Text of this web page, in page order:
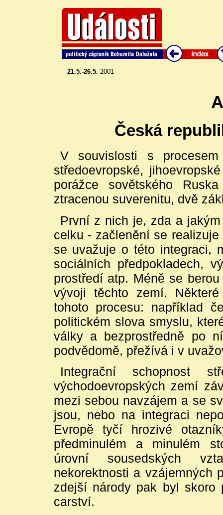
21.5.-26.5. 2001
Česká
V souvislosti s
středoevropské,
porážce sovětského
ztracenou suverenitu, dvě
První z nich je, zda a
celku - začlenění se
se uvažuje o této integraci,
sociálních předpokladech,
prostředí atp. Méně se
vývoji těchto zemí.
tohoto procesu: například
politickém slova smyslu,
války a bezprostředně po
podvědomě, přežívá i v
Integrační schopnost
východoevropských zemí
mezi sebou navzájem a se
jsou, nebo na integraci
Evropě tyčí hrozivé
předminulém a minulém
úrovní sousedských
nekorektnosti a vzájemných
zdejší národy pak byl skoro
carství.